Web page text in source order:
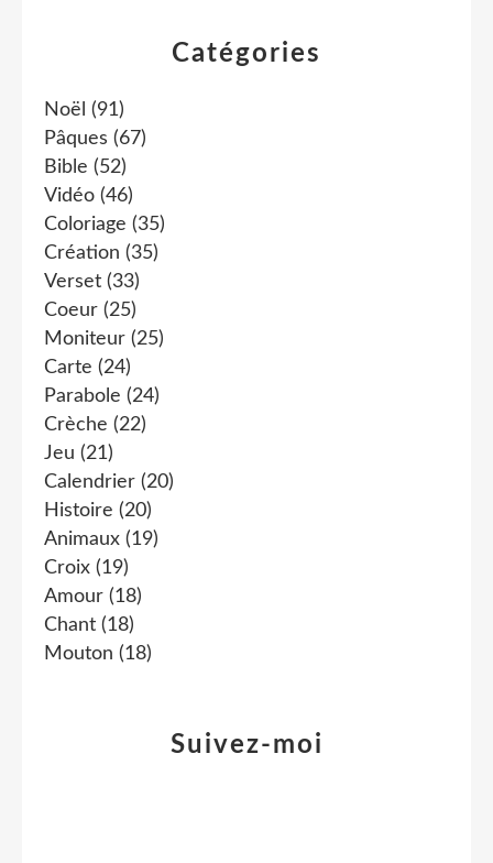
Catégories
Noël (91)
Pâques (67)
Bible (52)
Vidéo (46)
Coloriage (35)
Création (35)
Verset (33)
Coeur (25)
Moniteur (25)
Carte (24)
Parabole (24)
Crèche (22)
Jeu (21)
Calendrier (20)
Histoire (20)
Animaux (19)
Croix (19)
Amour (18)
Chant (18)
Mouton (18)
Suivez-moi